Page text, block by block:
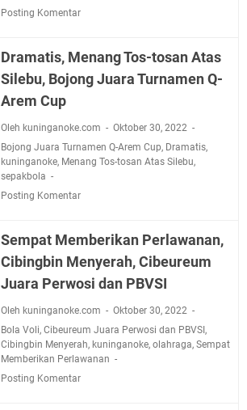
Posting Komentar
Dramatis, Menang Tos-tosan Atas
Silebu, Bojong Juara Turnamen Q-
Arem Cup
Oleh kuninganoke.com
Oktober 30, 2022
Bojong Juara Turnamen Q-Arem Cup, Dramatis,
kuninganoke, Menang Tos-tosan Atas Silebu,
sepakbola
Posting Komentar
Sempat Memberikan Perlawanan,
Cibingbin Menyerah, Cibeureum
Juara Perwosi dan PBVSI
Oleh kuninganoke.com
Oktober 30, 2022
Bola Voli, Cibeureum Juara Perwosi dan PBVSI ,
Cibingbin Menyerah, kuninganoke, olahraga, Sempat
Memberikan Perlawanan
Posting Komentar